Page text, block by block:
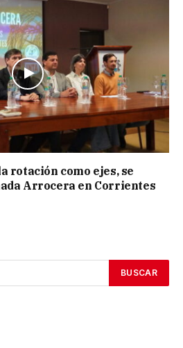
rotación como ejes, se
Arrocera en Corrientes